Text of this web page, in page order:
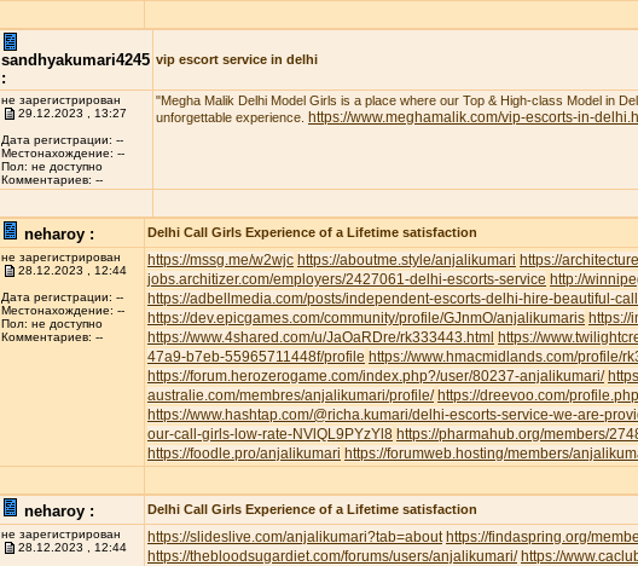
sandhyakumari4245
:
vip escort service in delhi
не зарегистрирован
29.12.2023 , 13:27
Дата регистрации: --
Местонахождение: --
Пол: не доступно
Комментариев: --
"Megha Malik Delhi Model Girls is a place where our Top & High-class Model in
unforgettable experience.
https://www.meghamalik.com/vip-escorts-in-
neharoy : Delhi Call Girls Experience of a Lifetime satisfaction
не зарегистрирован
28.12.2023 , 12:44
Дата регистрации: --
Местонахождение: --
Пол: не доступно
Комментариев: --
https://mssg.me/w2wjc https://aboutme.style/anjalikumari https://
jobs.architizer.com/employers/2427061-delhi-escorts-service http://
https://adbellmedia.com/posts/independent-escorts-delhi-hire-beautiful-
https://dev.epicgames.com/community/profile/GJnmO/anjalikumaris
https://www.4shared.com/u/JaOaRDre/rk333443.html https://
47a9-b7eb-55965711448f/profile https://www.hmacmidlands.com/profile/
https://forum.herozerogame.com/index.php?/user/80237-anjalikumari/
australie.com/membres/anjalikumari/profile/ https://dreevoo.com/
https://www.hashtap.com/@richa.kumari/delhi-escorts-service-we-are-
our-call-girls-low-rate-NVlQL9PYzYl8 https://pharmahub.org/members/
https://foodle.pro/anjalikumari https://forumweb.hosting/members/
neharoy : Delhi Call Girls Experience of a Lifetime satisfaction
не зарегистрирован
28.12.2023 , 12:44
https://slideslive.com/anjalikumari?tab=about https://findaspring.org/
https://thebloodsugardiet.com/forums/users/anjalikumari/ https://